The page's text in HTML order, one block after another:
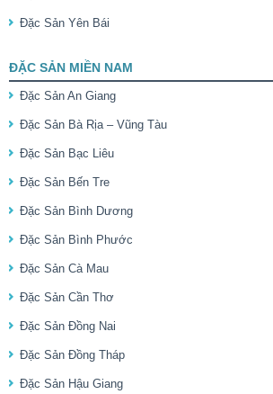
Đặc Sản Yên Bái
ĐẶC SẢN MIỀN NAM
Đặc Sản An Giang
Đặc Sản Bà Rịa – Vũng Tàu
Đặc Sản Bạc Liêu
Đặc Sản Bến Tre
Đặc Sản Bình Dương
Đặc Sản Bình Phước
Đặc Sản Cà Mau
Đặc Sản Cần Thơ
Đặc Sản Đồng Nai
Đặc Sản Đồng Tháp
Đặc Sản Hậu Giang